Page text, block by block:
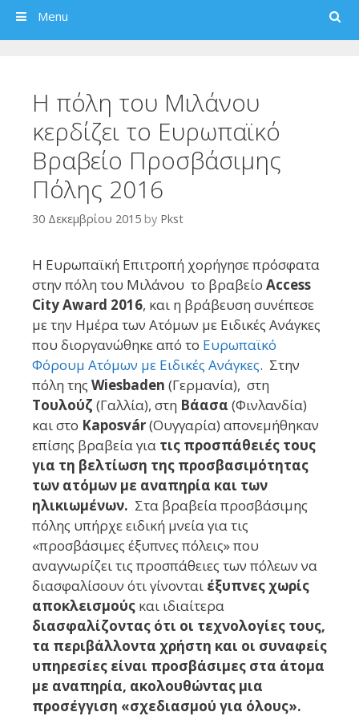
Search
Menu
Η πόλη του Μιλάνου
κερδίζει το Ευρωπαϊκό
Βραβείο Προσβάσιμης
Πόλης 2016
30 Δεκεμβρίου 2015 by Pkst
Η Ευρωπαϊκή Επιτροπή χορήγησε πρόσφατα
στην πόλη του Μιλάνου το βραβείο Access
City Award 2016, και η βράβευση συνέπεσε
με την Ημέρα των Ατόμων με Ειδικές Ανάγκες
που διοργανώθηκε από το Ευρωπαϊκό
Φόρουμ Ατόμων με Ειδικές Ανάγκες. Στην
πόλη της Wiesbaden (Γερμανία), στη
Τουλούζ (Γαλλία), στη Βάασα (Φινλανδία)
και στο Kaposvár(Ουγγαρία) απονεμήθηκαν
επίσης βραβεία για τις προσπάθειές τους
για τη βελτίωση της προσβασιμότητας
των ατόμων με αναπηρία και των
ηλικιωμένων. Στα βραβεία προσβάσιμης
πόλης υπήρχε ειδική μνεία για τις
«προσβάσιμες έξυπνες πόλεις» που
αναγνωρίζει τις προσπάθειες των πόλεων να
διασφαλίσουν ότι γίνονται έξυπνες χωρίς
αποκλεισμούς και ιδιαίτερα
διασφαλίζοντας ότι οι τεχνολογίες τους,
τα περιβάλλοντα χρήστη και οι συναφείς
υπηρεσίες είναι προσβάσιμες στα άτομα
με αναπηρία, ακολουθώντας μια
προσέγγιση «σχεδιασμού για όλους».